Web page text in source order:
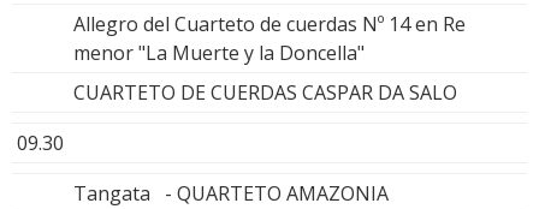
Allegro del Cuarteto de cuerdas Nº 14 en Re
menor "La Muerte y la Doncella"
CUARTETO DE CUERDAS CASPAR DA SALO
09.30
Tangata - QUARTETO AMAZONIA